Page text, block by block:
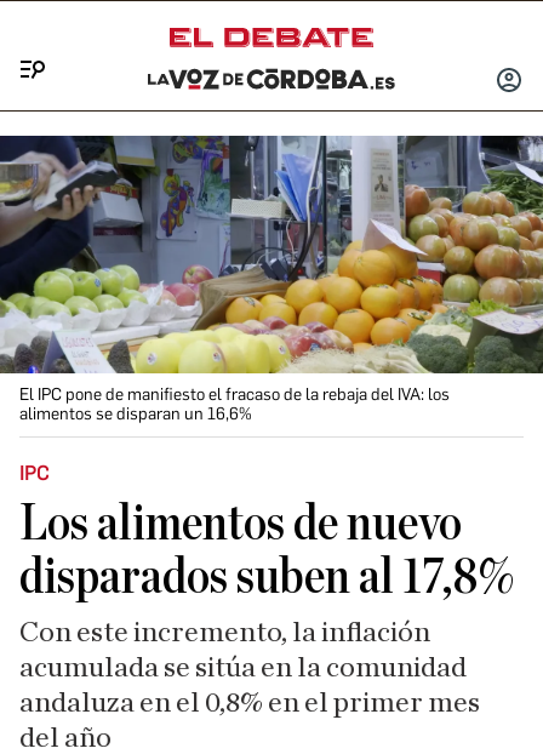
INICIAR
El IPC pone de manifiesto el fracaso de la rebaja del IVA: los
alimentos se disparan un 16,6%
IPC
Los alimentos de nuevo
disparados suben al 17,8%
Con este incremento, la inflación
acumulada se sitúa en la comunidad
andaluza en el 0,8% en el primer mes
del año